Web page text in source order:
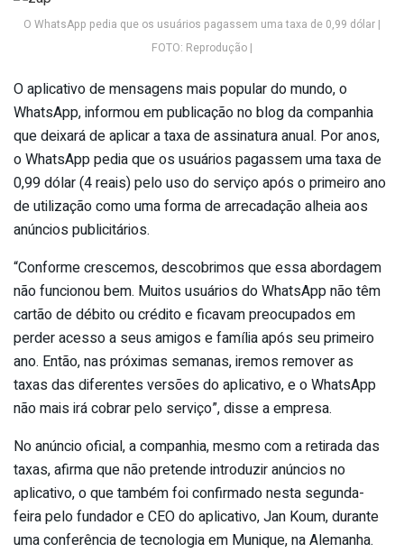
O WhatsApp pedia que os usuários pagassem uma taxa de 0,99 dólar |
FOTO: Reprodução |
O aplicativo de mensagens mais popular do mundo, o
WhatsApp, informou em publicação no blog da companhia
que deixará de aplicar a taxa de assinatura anual. Por anos,
o WhatsApp pedia que os usuários pagassem uma taxa de
0,99 dólar (4 reais) pelo uso do serviço após o primeiro ano
de utilização como uma forma de arrecadação alheia aos
anúncios publicitários.
“Conforme crescemos, descobrimos que essa abordagem
não funcionou bem. Muitos usuários do WhatsApp não têm
cartão de débito ou crédito e ficavam preocupados em
perder acesso a seus amigos e família após seu primeiro
ano. Então, nas próximas semanas, iremos remover as
taxas das diferentes versões do aplicativo, e o WhatsApp
não mais irá cobrar pelo serviço”, disse a empresa.
No anúncio oficial, a companhia, mesmo com a retirada das
taxas, afirma que não pretende introduzir anúncios no
aplicativo, o que também foi confirmado nesta segunda-
feira pelo fundador e CEO do aplicativo, Jan Koum, durante
uma conferência de tecnologia em Munique, na Alemanha.